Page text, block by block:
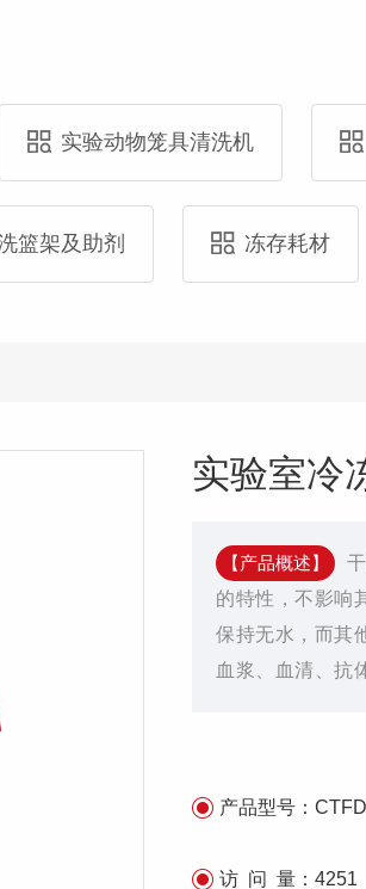
实验动物笼具清洗机
篮架及助剂 冻存耗材
实验室冷
【产品概述】
的特性，不影响
保持无水，而其
血浆、血清、抗
产品型号：
访 问 量： 4251